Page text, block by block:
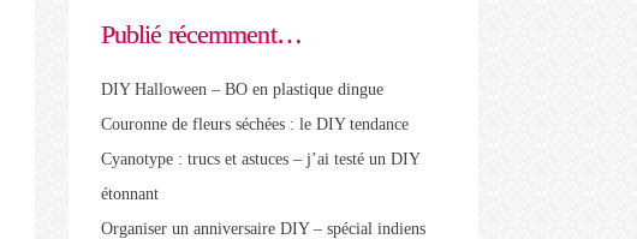
Publié récemment…
DIY Halloween – BO en plastique dingue
Couronne de fleurs séchées : le DIY tendance
Cyanotype : trucs et astuces – j’ai testé un DIY
étonnant
Organiser un anniversaire DIY – spécial indiens